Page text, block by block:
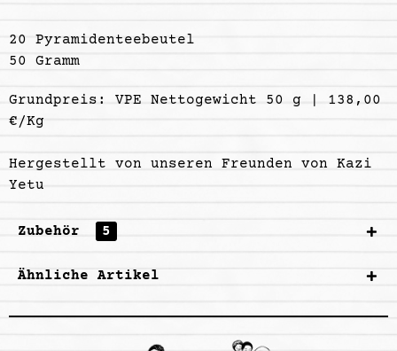
20 Pyramidenteebeutel
50 Gramm
Grundpreis: VPE Nettogewicht 50 g | 138,00
€/Kg
Hergestellt von unseren Freunden von Kazi
Yetu
Zubehör 5
Ähnliche Artikel